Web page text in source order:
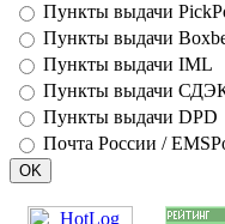
Пункты выдачи
Пункты выдачи
Пункты выдачи IML
Пункты выдачи
Пункты выдачи DPD
Почта России /